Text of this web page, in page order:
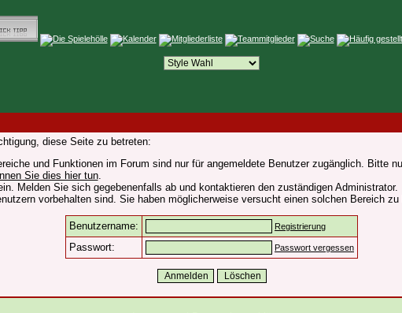
diese Seite zu betreten:
und Funktionen im Forum sind nur für angemeldete Benutzer zugänglich. Bitte
Sie dies hier tun.
Melden Sie sich gegebenenfalls ab und kontaktieren den zuständigen Administrator.
vorbehalten sind. Sie haben möglicherweise versucht einen solchen Bereich zu
Benutzername: Registrierung
Passwort: Passwort vergessen